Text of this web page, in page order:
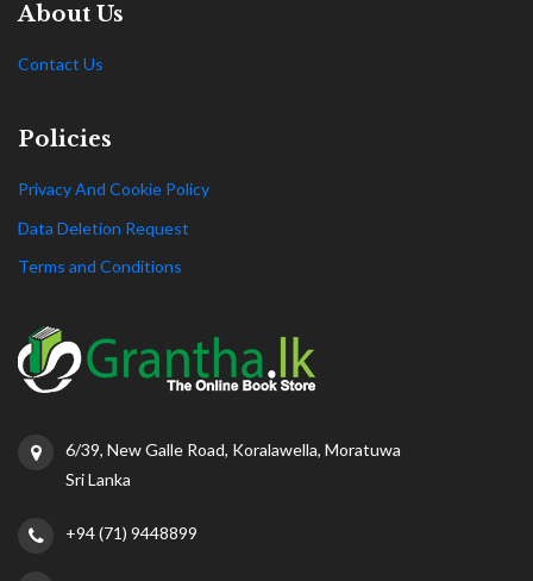
About Us
Contact Us
Policies
Privacy And Cookie Policy
Data Deletion Request
Terms and Conditions
6/39, New Galle Road, Koralawella, Moratuwa
Sri Lanka
+94 (71) 9448899